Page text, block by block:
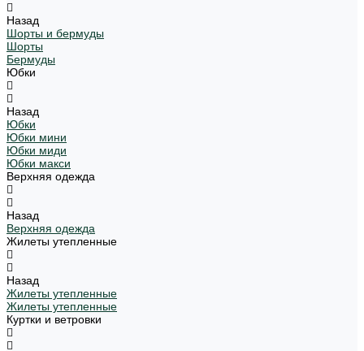
Назад
Шорты и бермуды
Шорты
Бермуды
Юбки
Назад
Юбки
Юбки мини
Юбки миди
Юбки макси
Верхняя одежда
Назад
Верхняя одежда
Жилеты утепленные
Назад
Жилеты утепленные
Жилеты утепленные
Куртки и ветровки